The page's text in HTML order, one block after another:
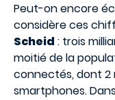
Peut-on encore
considère ces
Scheid : trois
moitié de la
connectés, dont 2
smartphones.